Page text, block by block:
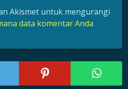
Akismet untuk mengurangi
data komentar Anda